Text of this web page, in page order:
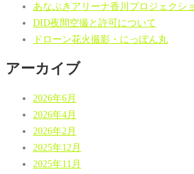
あなぶきアリーナ香川プロジェクシ
DID夜間空撮と許可について
ドローン花火撮影・にっぽん丸
アーカイブ
2026年6月
2026年4月
2026年2月
2025年12月
2025年11月